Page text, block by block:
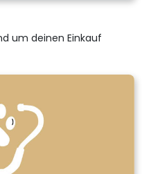
um deinen Einkauf